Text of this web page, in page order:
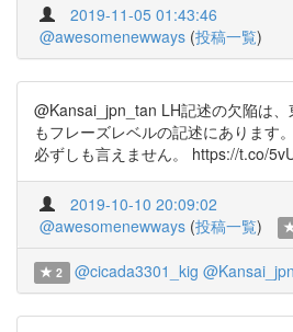
2019-11-05 01:43:46
@awesomenewways (投稿一覧)
@Kansai_jpn_tan LH記述の欠陥は
もフレーズレベルの記述にあります
必ずしも言えません。 https://t.co/
2019-10-10 20:09:02
@awesomenewways (投稿一覧)
2 @cicada3301_kig